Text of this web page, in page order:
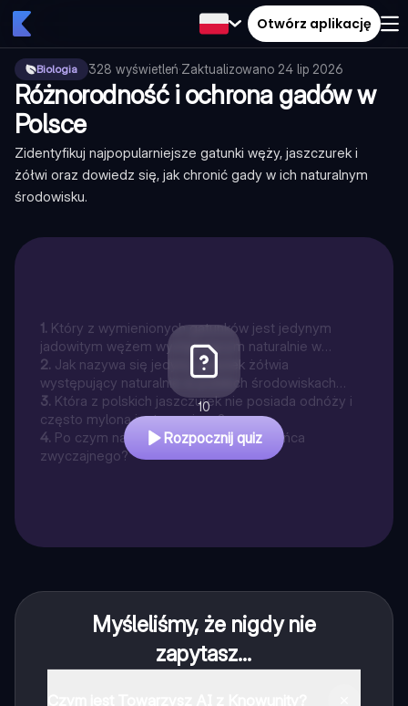
Otwórz aplikację
Biologia 328 wyświetleń·Zaktualizowano 24 lip 2026
Różnorodność i ochrona gadów w
Polsce
Zidentyfikuj najpopularniejsze gatunki węży, jaszczurek i
żółwi oraz dowiedz się, jak chronić gady w ich naturalnym
środowisku.
1. Który z wymienionych gatunków jest jedynym
jadowitym wężem występującym naturalnie w
Polsce?
2. Jak nazywa się jedyny gatunek żółwia
występujący naturalnie w polskich środowiskach
wodno-błotnych?
3. Która z polskich jaszczurek nie posiada odnóży i
często mylona jest z wężem?
4. Po czym najłatwiej rozpoznać zaskrońca
zwyczajnego?
10
Rozpocznij quiz
Myśleliśmy, że nigdy nie
zapytasz...